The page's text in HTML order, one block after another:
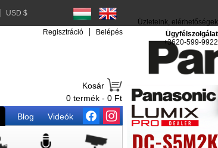
USD $
Regisztráció Belépés
Kosár
0 termék - 0 Ft
Blog Videók
Üzleteink, elérhetőségek
Ügyfélszolgálat
+3620-599-9922